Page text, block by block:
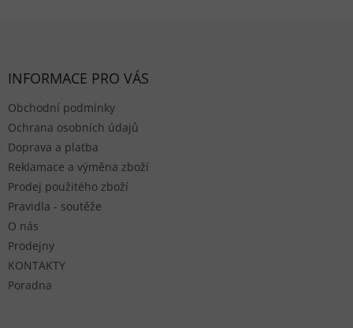
INFORMACE PRO VÁS
Obchodní podmínky
Ochrana osobních údajů
Doprava a platba
Reklamace a výměna zboží
Prodej použitého zboží
Pravidla - soutěže
O nás
Prodejny
KONTAKTY
Poradna